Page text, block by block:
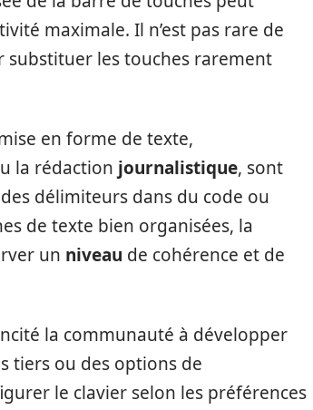
maximale. Il n’est pas rare de
substituer les touches rarement
en forme de texte,
la rédaction journalistique, sont
délimiteurs dans du code ou
de texte bien organisées, la
un niveau de cohérence et de
la communauté à développer
tiers ou des options de
le clavier selon les préférences